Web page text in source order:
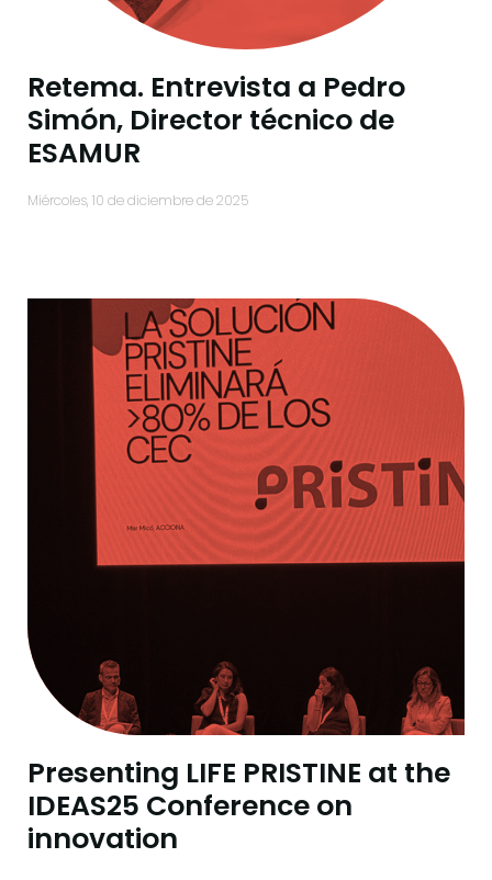
Retema. Entrevista a Pedro
Simón, Director técnico de
ESAMUR
miércoles, 10 de diciembre de 2025
Presenting LIFE PRISTINE at the
IDEAS25 Conference on
innovation